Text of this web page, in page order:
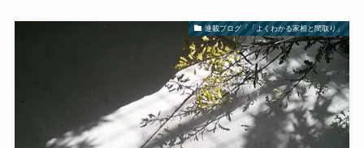
連載ブログ「「よくわかる家相と間取り」